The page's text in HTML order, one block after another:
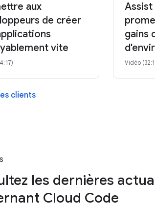
aux
de créer
vite
gains
Vidéo
clients
les dernières
Cloud Code